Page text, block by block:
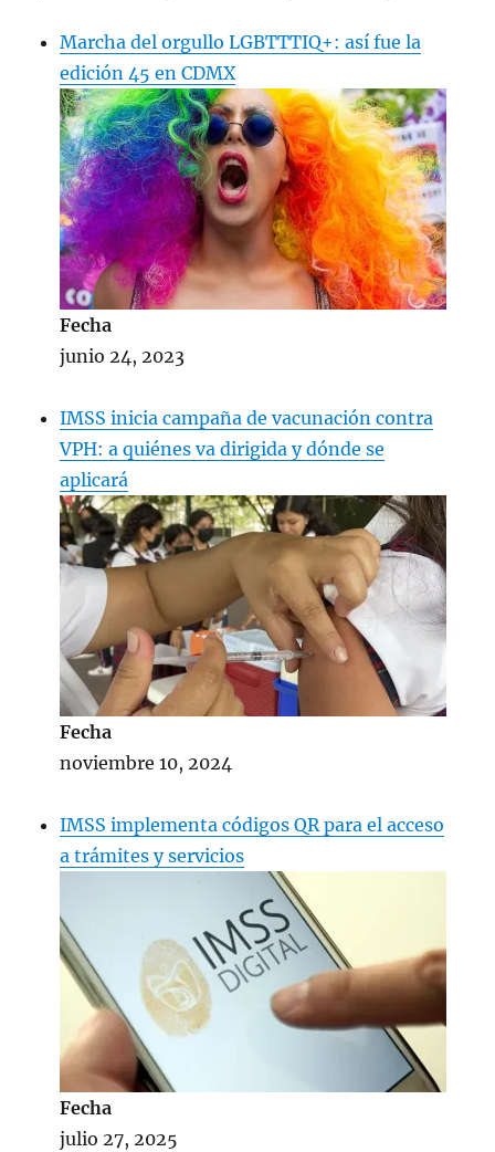
especial en vivo.
pic.twitter.com/BxbS8EEP0A
— Marcha LGBT CDMX 🏳️‍🌈🇲🇽🏳️‍⚧️
(@MarchaLGBTCDMX)June 14, 2022
Marcha del orgullo LGBTTTIQ+: así fue la
edición 45 en CDMX
Fecha
junio 24, 2023
IMSS inicia campaña de vacunación contra
VPH: a quiénes va dirigida y dónde se
aplicará
Fecha
noviembre 10, 2024
IMSS implementa códigos QR para el acceso
a trámites y servicios
Fecha
julio 27, 2025